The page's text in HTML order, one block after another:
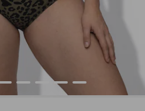
4 5 6 7 8